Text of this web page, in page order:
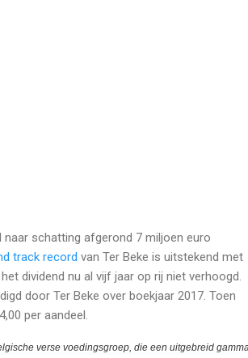
schatting afgerond 7 miljoen euro
track record van Ter Beke is uitstekend met
dividend nu al vijf jaar op rij niet verhoogd.
door Ter Beke over boekjaar 2017. Toen
per aandeel.
verse voedingsgroep, die een uitgebreid